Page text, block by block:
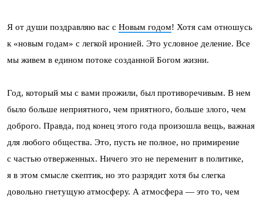
Я от души поздравляю вас с Новым годом! Хотя сам отношусь
к «новым годам» с легкой иронией. Это условное деление. Все
мы живем в едином потоке созданной Богом жизни.
Год, который мы с вами прожили, был противоречивым. В нем
было больше неприятного, чем приятного, больше злого, чем
доброго. Правда, под конец этого года произошла вещь, важная
для любого общества. Это, пусть не полное, но примирение
с частью отверженных. Ничего это не переменит в политике,
я в этом смысле скептик, но это разрядит хотя бы слегка
довольно гнетущую атмосферу. А атмосфера — это то, чем